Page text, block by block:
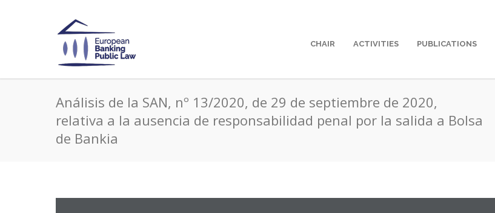
CHAIR ACTIVITIES PUBLICATIONS
Análisis de la SAN, nº 13/2020, de 29 de septiembre de 2020,
relativa a la ausencia de responsabilidad penal por la salida a Bolsa
de Bankia